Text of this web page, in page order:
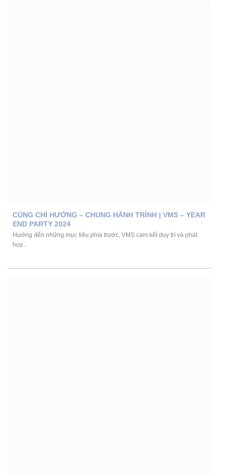
CÙNG CHÍ HƯỚNG – CHUNG HÀNH TRÌNH | VMS – YEAR
END PARTY 2024
Hướng đến những mục tiêu phía trước, VMS cam kết duy trì và phát
huy...